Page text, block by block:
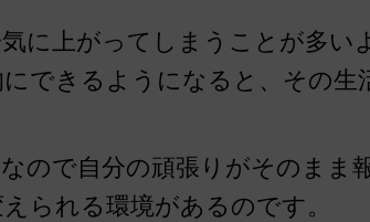
に上がってしまうことが多
できるようになると、その
ので自分の頑張りがそのま
られる環境があるのです。